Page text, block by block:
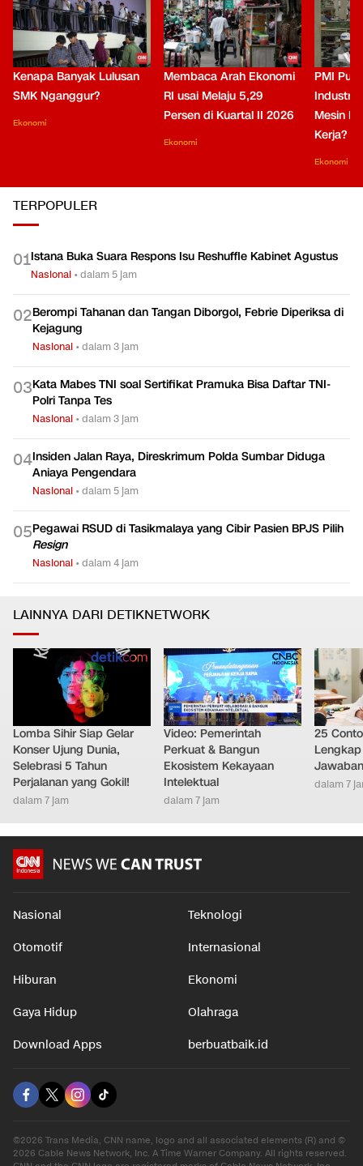
Kenapa Banyak Lulusan
SMK Nganggur?
Ekonomi
Membaca Arah Ekonomi
RI usai Melaju 5,29
Persen di Kuartal II 2026
Ekonomi
PMI
Industri
Mesin
Kerja?
Ekonomi
TERPOPULER
01Istana Buka Suara Respons Isu Reshuffle Kabinet Agustus
Nasional •dalam 5 jam
02Berompi Tahanan dan Tangan Diborgol, Febrie Diperiksa di
Kejagung
Nasional •dalam 3 jam
03Kata Mabes TNI soal Sertifikat Pramuka Bisa Daftar TNI-
Polri Tanpa Tes
Nasional •dalam 3 jam
04Insiden Jalan Raya, Direskrimum Polda Sumbar Diduga
Aniaya Pengendara
Nasional •dalam 5 jam
05Pegawai RSUD di Tasikmalaya yang Cibir Pasien BPJS Pilih
Resign
Nasional •dalam 4 jam
LAINNYA DARI DETIKNETWORK
Lomba Sihir Siap Gelar
Konser Ujung Dunia,
Selebrasi 5 Tahun
Perjalanan yang Gokil!
dalam 7 jam
Video: Pemerintah
Perkuat & Bangun
Ekosistem Kekayaan
Intelektual
dalam 7 jam
25
dalam 7
Nasional Teknologi
Otomotif Internasional
Hiburan Ekonomi
Gaya Hidup Olahraga
Download Apps berbuatbaik.id
©2026 Trans Media, CNN name, logo and all associated elements (R) and ©
2026 Cable News Network, Inc. A Time Warner Company. All rights reserved.